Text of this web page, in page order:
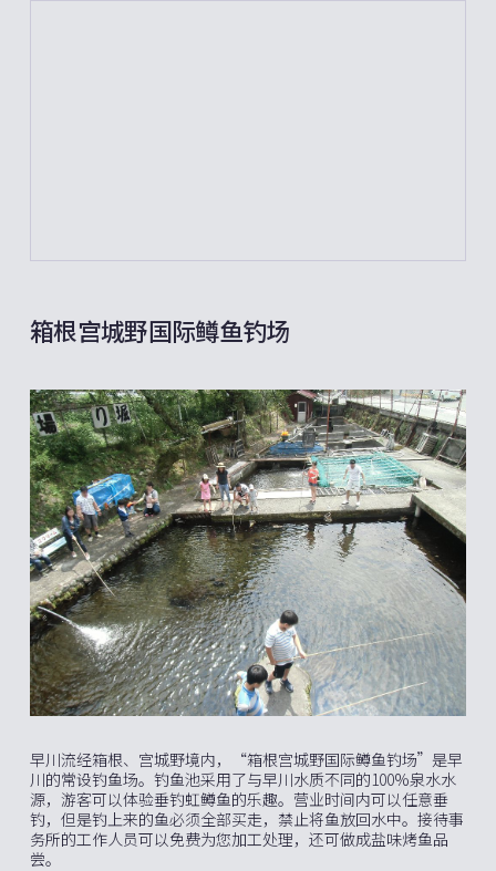
箱根宫城野国际鳟鱼钓场
早川流经箱根、宫城野境内，“箱根宫城野国际鳟鱼钓场”是早
川的常设钓鱼场。钓鱼池采用了与早川水质不同的100%泉水水
源，游客可以体验垂钓虹鳟鱼的乐趣。营业时间内可以任意垂
钓，但是钓上来的鱼必须全部买走，禁止将鱼放回水中。接待事
务所的工作人员可以免费为您加工处理，还可做成盐味烤鱼品
尝。